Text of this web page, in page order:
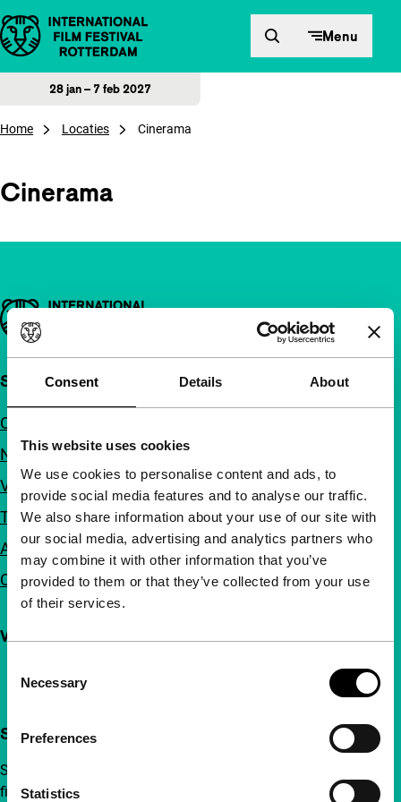
Consent Details About
This website uses cookies
We use cookies to personalise content and ads, to
provide social media features and to analyse our traffic.
We also share information about your use of our site with
our social media, advertising and analytics partners who
may combine it with other information that you’ve
provided to them or that they’ve collected from your use
of their services.
Selection
Necessary
Preferences
Statistics
Direct naar inhoud Menu
28 jan – 7 feb 2027
Home Locaties Cinerama
Cinerama
Belangrijke links
Snel naar
Over ons
Nieuwsbrieven
Veelgestelde vragen
Toegankelijkheid
Adverteren
Contact
Volg IFFR
Steun IFFR al vanaf €4 per maand
Sluit je aan bij een groep nieuwsgierige en verbonden
filmliefhebbers. Maak onafhankelijke film, nieuwe